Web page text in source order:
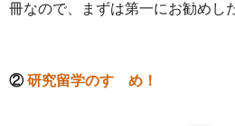
冊なので、まずは第一にお勧めし
②研究留学のすゝめ！